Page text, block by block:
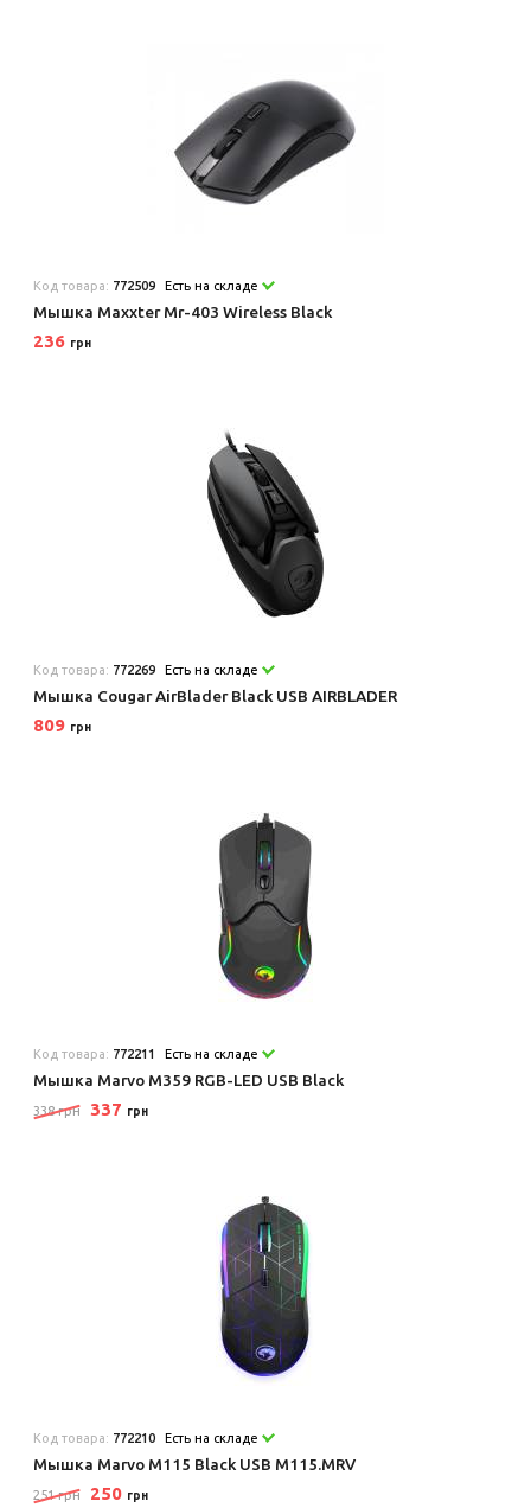
Код товара: 772509 Есть на складе
Мышка Maxxter Mr-403 Wireless Black
236 грн
Код товара: 772269 Есть на складе
Мышка Cougar AirBlader Black USB AIRBLADER
809 грн
Код товара: 772211 Есть на складе
Мышка Marvo M359 RGB-LED USB Black
338 грн 337 грн
Код товара: 772210 Есть на складе
Мышка Marvo M115 Black USB M115.MRV
251 грн 250 грн